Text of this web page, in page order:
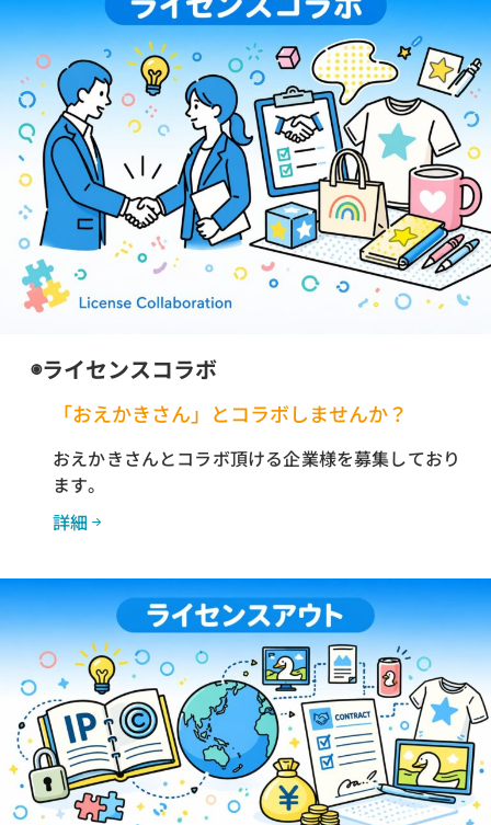
◉ライセンスコラボ
「おえかきさん」とコラボしませんか？
おえかきさんとコラボ頂ける企業様を募集しており
ます。
詳細